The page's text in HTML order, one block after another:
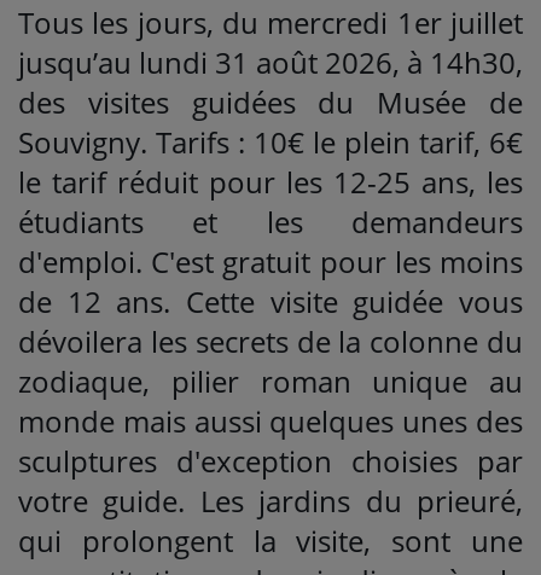
Tous les jours, du mercredi 1er juillet
jusqu’au lundi 31 août 2026, à 14h30,
des visites guidées du Musée de
Souvigny. Tarifs : 10€ le plein tarif, 6€
le tarif réduit pour les 12-25 ans, les
étudiants et les demandeurs
d'emploi. C'est gratuit pour les moins
de 12 ans. Cette visite guidée vous
dévoilera les secrets de la colonne du
zodiaque, pilier roman unique au
monde mais aussi quelques unes des
sculptures d'exception choisies par
votre guide. Les jardins du prieuré,
qui prolongent la visite, sont une